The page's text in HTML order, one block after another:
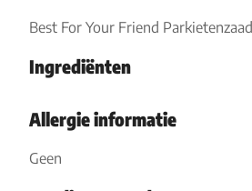
Best For Your Friend Parkietenzaad
Ingrediënten
Allergie informatie
Geen